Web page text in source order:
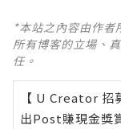
*本站之內容由作者
所有博客的立場、
任。
【 U Creator 招
出Post賺現金獎